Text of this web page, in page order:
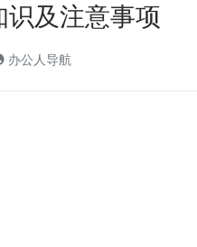
及注意事项
办公人导航